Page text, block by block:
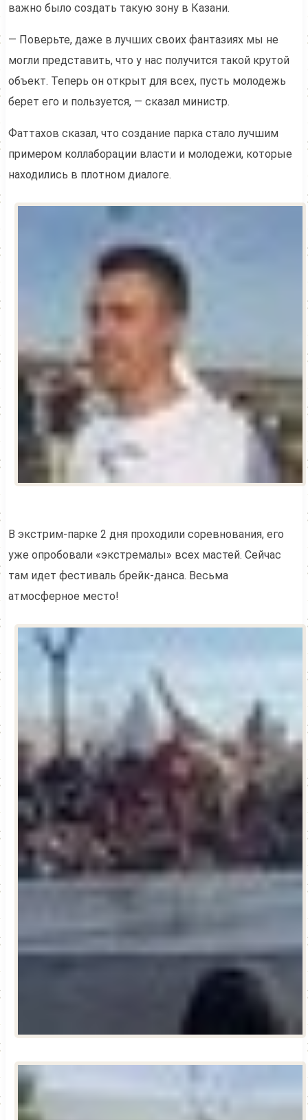
важно было создать такую зону в Казани.
— Поверьте, даже в лучших своих фантазиях мы не
могли представить, что у нас получится такой крутой
объект. Теперь он открыт для всех, пусть молодежь
берет его и пользуется, — сказал министр.
Фаттахов сказал, что создание парка стало лучшим
примером коллаборации власти и молодежи, которые
находились в плотном диалоге.
В экстрим-парке 2 дня проходили соревнования, его
уже опробовали «экстремалы» всех мастей. Сейчас
там идет фестиваль брейк-данса. Весьма
атмосферное место!